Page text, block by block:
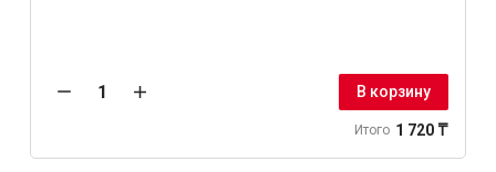
В корзину
Итого 1 720 ₸